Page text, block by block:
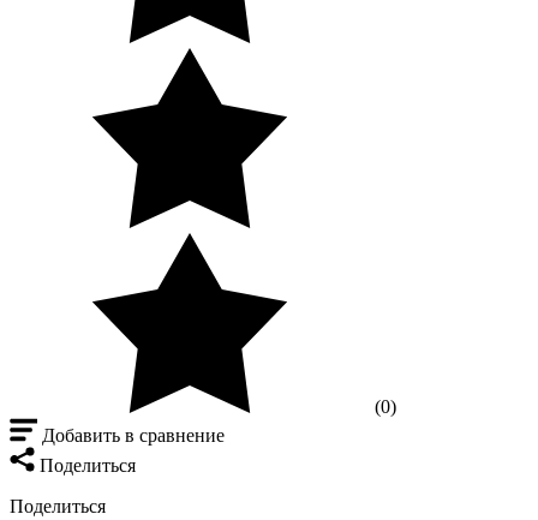
(0)
Добавить в сравнение
Поделиться
Поделиться